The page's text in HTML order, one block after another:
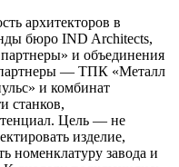
архитекторов в
бюро IND Architects,
и объединения
партнеры — ТПК «Металл
и комбинат
станков,
Цель — не
изделие,
номенклатуру завода и